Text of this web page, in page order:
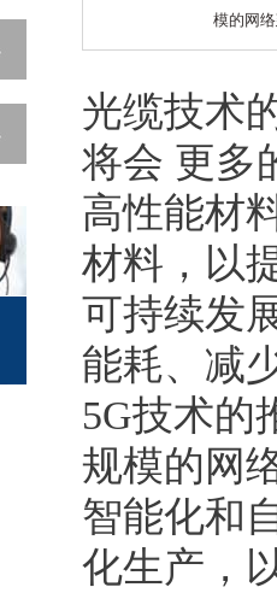
模的网
光缆技术
将会 更多
高性能材
材料，以
可持续发
能耗、减
5G技术的
规模的网
智能化和
化生产，